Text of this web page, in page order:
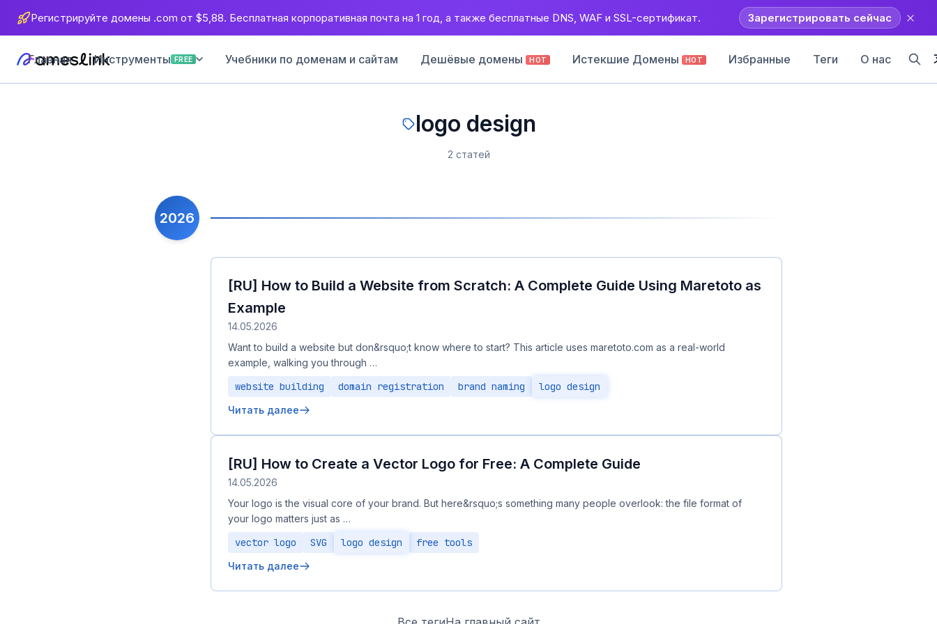
Регистрируйте домены .com от $5,88. Бесплатная корпоративная почта на 1 год, а также бесплатные DNS, WAF и SSL-сертификат. Зарегистрировать сейчас
Главная Инструменты FREE Учебники по доменам и сайтам Дешёвые домены HOT Истекшие Домены HOT Избранные Теги О нас
logo design
2 статей
2026
[RU] How to Build a Website from Scratch: A Complete Guide Using Maretoto as
Example
14.05.2026
Want to build a website but don&rsquo;t know where to start? This article uses maretoto.com as a real-world
example, walking you through …
website building domain registration brand naming logo design
Читать далее
[RU] How to Create a Vector Logo for Free: A Complete Guide
14.05.2026
Your logo is the visual core of your brand. But here&rsquo;s something many people overlook: the file format of
your logo matters just as …
vector logo SVG logo design free tools
Читать далее